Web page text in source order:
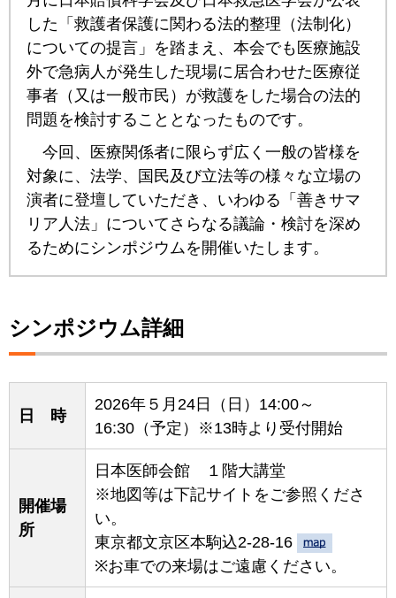
した「救護者保護に関わる法的整理（法制化）
についての提言」を踏まえ、本会でも医療施設
外で急病人が発生した現場に居合わせた医療従
事者（又は一般市民）が救護をした場合の法的
問題を検討することとなったものです。
今回、医療関係者に限らず広く一般の皆様を
対象に、法学、国民及び立法等の様々な立場の
演者に登壇していただき、いわゆる「善きサマ
リア人法」についてさらなる議論・検討を深め
るためにシンポジウムを開催いたします。
シンポジウム詳細
日 時
2026年５月24日（日）14:00～
16:30（予定）※13時より受付開始
開催場
所
日本医師会館 １階大講堂
※地図等は下記サイトをご参照くださ
い。
東京都文京区本駒込2-28-16
※お車での来場はご遠慮ください。